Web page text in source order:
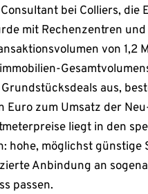
bei Colliers,
mit Rechenzentren
von 1,2
aus,
Euro zum Umsatz der
liegt in den
hohe, möglichst
Anbindung an
passen.